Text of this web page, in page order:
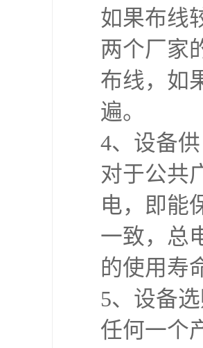
如果布线
两个厂家
布线，如
遍。
4、设备
对于公共
电，即能
一致，总
的使用寿
5、设备
任何一个